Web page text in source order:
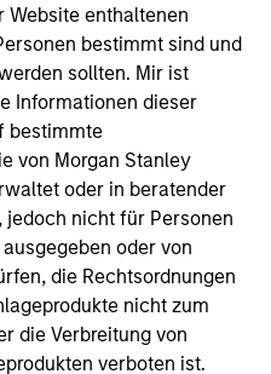
Website enthaltenen
bestimmt sind und
sollten. Mir ist
Informationen dieser
bestimmte
von Morgan Stanley
oder in beratender
jedoch nicht für Personen
oder von
die Rechtsordnungen
nicht zum
die Verbreitung von
verboten ist.
of Morgan Stanley
U.S. Small/Mid
coverage of REITs
Vance in 2007.
Vance in March
in the investment
Before joining Eaton
RS Investments and
B.S. from Worcester
charterholder and